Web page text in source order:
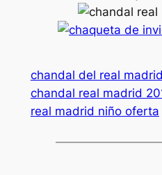
chandal del real
chandal real madrid
real madrid niño oferta